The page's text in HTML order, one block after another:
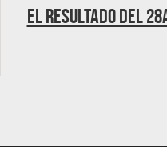
El resultado del